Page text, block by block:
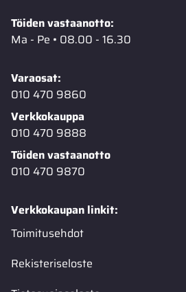
Töiden vastaanotto:
Ma - Pe • 08.00 - 16.30
Varaosat:
010 470 9860
Verkkokauppa
010 470 9888
Töiden vastaanotto
010 470 9870
Verkkokaupan linkit:
Toimitusehdot
Rekisteriseloste